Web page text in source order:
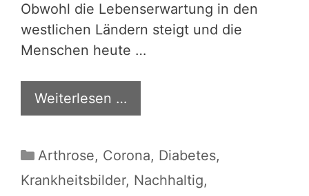
Obwohl die Lebenserwartung in den
westlichen Ländern steigt und die
Menschen heute …
Weiterlesen …
Kategorien
Arthrose, Corona, Diabetes,
Krankheitsbilder, Nachhaltig,